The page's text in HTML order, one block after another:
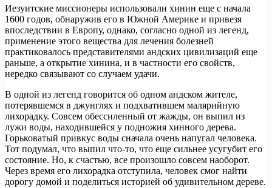
Иезуитские миссионеры использовали хинин еще с начала
1600 годов, обнаружив его в Южной Америке и привезя
впоследствии в Европу, однако, согласно одной из легенд,
применение этого вещества для лечения болезней
практиковалось представителями андских цивилизаций еще
раньше, а открытие хинина, и в частности его свойств,
нередко связывают со случаем удачи.
В одной из легенд говорится об одном андском жителе,
потерявшемся в джунглях и подхватившем малярийную
лихорадку. Совсем обессиленный от жажды, он выпил из
лужи воды, находившейся у подножия хинного дерева.
Горьковатый привкус воды сначала очень напугал человека.
Тот подумал, что выпил что-то, что еще сильнее усугубит его
состояние. Но, к счастью, все произошло совсем наоборот.
Через время его лихорадка отступила, человек смог найти
дорогу домой и поделиться историей об удивительном дереве.